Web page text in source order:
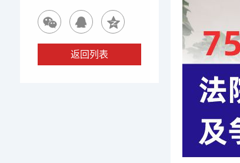
返回列表